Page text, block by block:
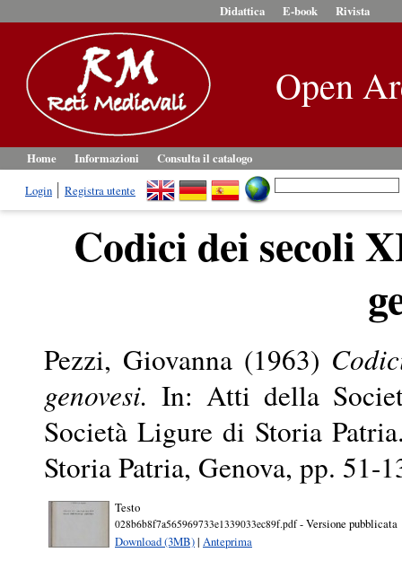
Didattica E-book Rivista
Open
Home Informazioni
Consulta il catalogo
Login
Registra utente
Codici dei secoli
Pezzi, Giovanna(1963)
genovesi. In: Atti della
Società Ligure di Storia
Storia Patria, Genova, pp. 51-
Testo
028b6b8f7a565969733e1339033ec89f.pdf- Versione pubblicata
Download (3MB)| Anteprima